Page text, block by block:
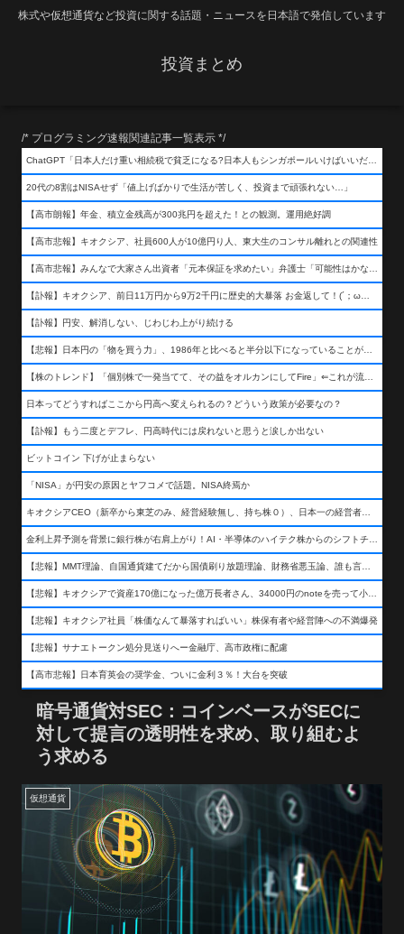
株式や仮想通貨など投資に関する話題・ニュースを日本語で発信しています
投資まとめ
/* プログラミング速報関連記事一覧表示 */
ChatGPT「日本人だけ重い相続税で貧乏になる?日本人もシンガポールいけばいいだけだから相続税で日本人は貧乏にならんだろ呆」
20代の8割はNISAせず「値上げばかりで生活が苦しく、投資まで頑張れない…」
【高市朗報】年金、積立金残高が300兆円を超えた！との観測。運用絶好調
【高市悲報】キオクシア、社員600人が10億円り人、東大生のコンサル離れとの関連性
【高市悲報】みんなで大家さん出資者「元本保証を求めたい」弁護士「可能性はかなり低い」出資者「不誠実！」
【訃報】キオクシア、前日11万円から9万2千円に歴史的大暴落 お金返して！(´；ω；｀)
【訃報】円安、解消しない、じわじわ上がり続ける
【悲報】日本円の「物を買う力」、1986年と比べると半分以下になっていることが判明&#8230;高市さんありがとう！
【株のトレンド】「個別株で一発当てて、その益をオルカンにしてFire」⇐これが流行ってるらしい
日本ってどうすればここから円高へ変えられるの？どういう政策が必要なの？
【訃報】もう二度とデフレ、円高時代には戻れないと思うと涙しか出ない
ビットコイン 下げが止まらない
「NISA」が円安の原因とヤフコメで話題。NISA終焉か
キオクシアCEO（新卒から東芝のみ、経営経験無し、持ち株０）、日本一の経営者になる…
金利上昇予測を背景に銀行株が右肩上がり！AI・半導体のハイテク株からのシフトチェンジも
【悲報】MMT理論、自国通貨建てだから国債刷り放題理論、財務省悪玉論、誰も言わなくなるwwwwwwwwwwwwwww
【悲報】キオクシアで資産170億になった億万長者さん、34000円のnoteを売って小銭を稼いでしまうwwwwwwwwwwwwwwwwwwww
【悲報】キオクシア社員「株価なんて暴落すればいい」株保有者や経営陣への不満爆発
【悲報】サナエトークン処分見送りへー金融庁、高市政権に配慮
【高市悲報】日本育英会の奨学金、ついに金利３％！大台を突破
暗号通貨対SEC：コインベースがSECに
対して提言の透明性を求め、取り組むよ
う求める
仮想通貨